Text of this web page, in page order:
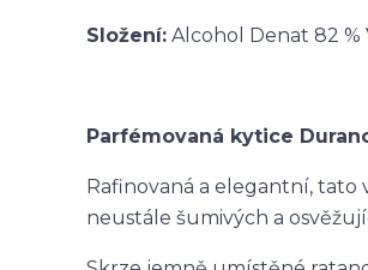
Složení: Alcohol Denat 82 %
Parfémovaná kytice
Rafinovaná a elegantní,
neustále šumivých a